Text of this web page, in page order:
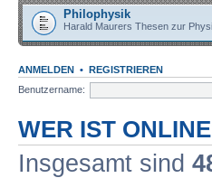
Philophysik
Harald Maurers Thesen zur
ANMELDEN • REGISTRIEREN
Benutzername:
WER IST
Insgesamt sind